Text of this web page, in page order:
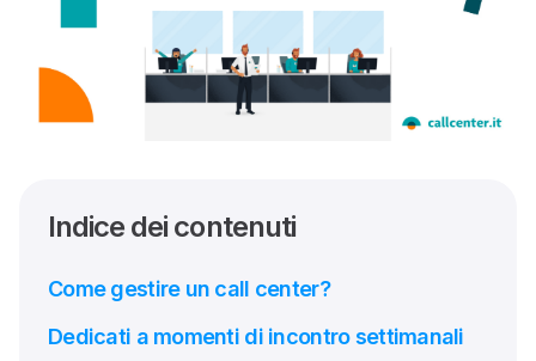
Indice dei contenuti
Come gestire un call center?
Dedicati a momenti di incontro settimanali